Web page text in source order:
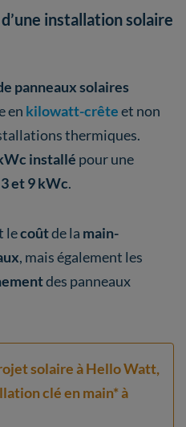
installation solaire
panneaux solaires
en kilowatt-crêteet non
thermiques.
installé pour une
et 9 kWc.
lecoûtde la main-
, mais également les
des panneaux
solaire à Hello Watt,
clé en main* à